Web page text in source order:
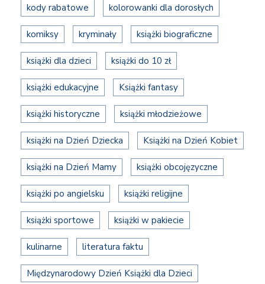
kody rabatowe kolorowanki dla dorosłych
komiksy kryminały książki biograficzne
książki dla dzieci książki do 10 zł
książki edukacyjne Książki fantasy
książki historyczne książki młodzieżowe
książki na Dzień Dziecka Książki na Dzień Kobiet
książki na Dzień Mamy książki obcojęzyczne
książki po angielsku książki religijne
książki sportowe książki w pakiecie
kulinarne literatura faktu
Międzynarodowy Dzień Książki dla Dzieci